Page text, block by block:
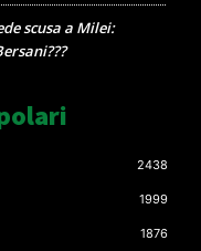
scusa a Milei:
2438
1999
1876